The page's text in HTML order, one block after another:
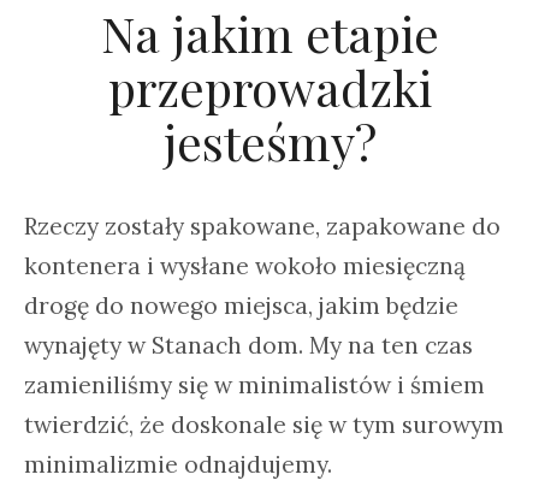
Na jakim etapie
przeprowadzki
jesteśmy?
Rzeczy zostały spakowane, zapakowane do
kontenera i wysłane wokoło miesięczną
drogę do nowego miejsca, jakim będzie
wynajęty w Stanach dom. My na ten czas
zamieniliśmy się w minimalistów i śmiem
twierdzić, że doskonale się w tym surowym
minimalizmie odnajdujemy.